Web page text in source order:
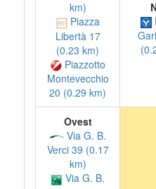
km)
Piazza
Libertà 17
(0.23 km)
Piazzotto
Montevecchio
20 (0.29 km)
Ovest
Via G. B.
Verci 39 (0.17
km)
Via G. B.